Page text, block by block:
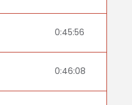
0:45:56
0:46:08